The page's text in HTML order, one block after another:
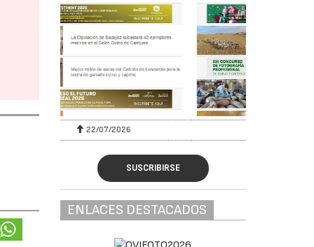
SUSCRIBIRSE
ENLACES DESTACADOS